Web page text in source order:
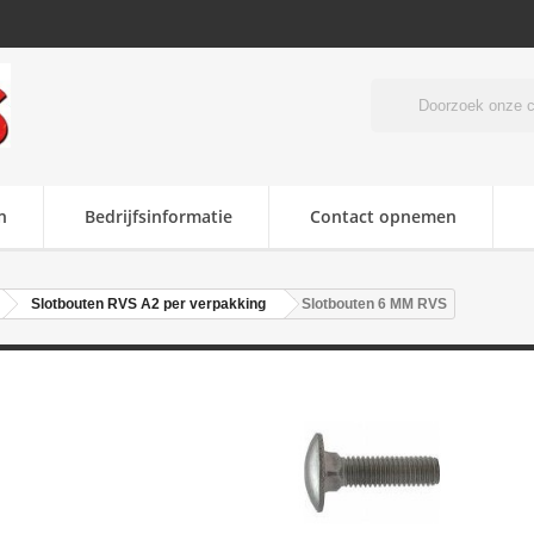
Bedrijfsinformatie Contact opnemen
Slotbouten RVS A2 per verpakking Slotbouten 6 MM RVS